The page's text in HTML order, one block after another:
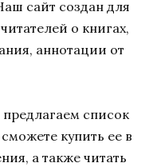
сайт создан для
о книгах,
аннотации от
список
купить ее в
а также читать